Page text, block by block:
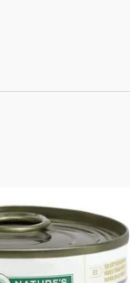
товар
має
кілька